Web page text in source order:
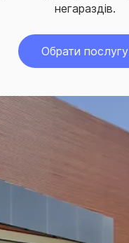
негараздів.
Обрати послугу